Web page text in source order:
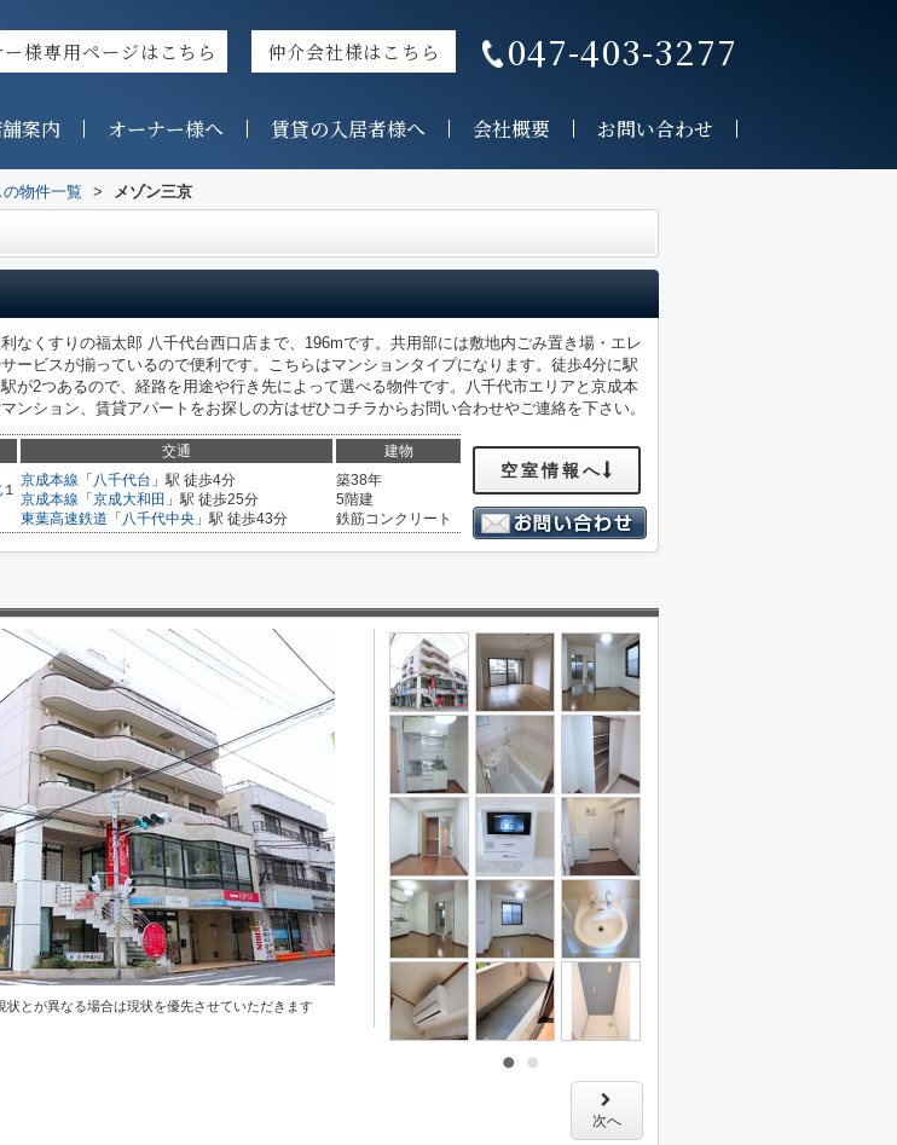
ー様専用ページはこちら 仲介会社様はこちら 047-403-3277
案内 オーナー様へ 賃貸の入居者様へ 会社概要 お問い合わせ
物件一覧 > メゾン三京
なくすりの福太郎 八千代台西口店まで、196mです。共用部には敷地内ごみ置き場・エレ
ービスが揃っているので便利です。こちらはマンションタイプになります。徒歩4分に駅
が2つあるので、経路を用途や行き先によって選べる物件です。八千代市エリアと京成本
ンション、賃貸アパートをお探しの方はぜひコチラからお問い合わせやご連絡を下さい。
交通 建物
１
京成本線 「 八千代台 」駅 徒歩4分
京成本線 「 京成大和田 」駅 徒歩25分
東葉高速鉄道 「 八千代中央 」駅 徒歩43分
築38年
5階建
鉄筋コンクリート
空室情報へ
とが異なる場合は現状を優先させていただきます
次へ